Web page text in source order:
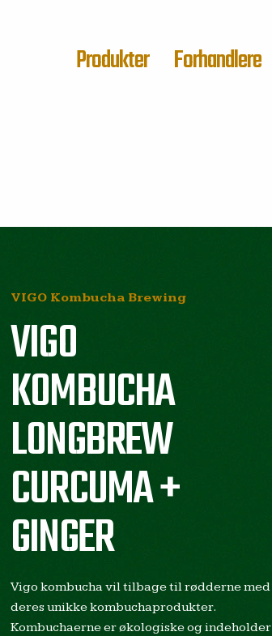
Produkter Forhandlere
VIGO Kombucha Brewing
VIGO
KOMBUCHA
LONGBREW
CURCUMA +
GINGER
Vigo kombucha vil tilbage til rødderne med
deres unikke kombuchaprodukter.
Kombuchaerne er økologiske og indeholder